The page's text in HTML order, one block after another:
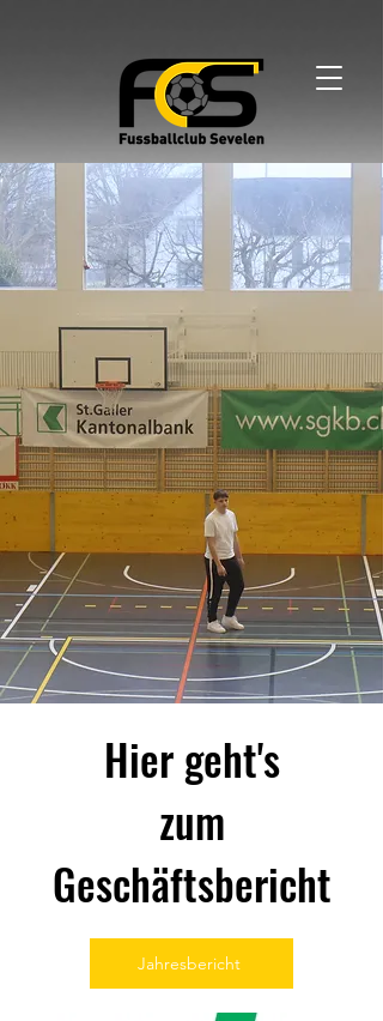
Kontaktieren Sie uns
Hier geht's
zum
Geschäftsbericht
Jahresbericht